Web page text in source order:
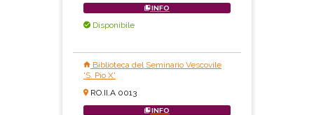
INFO
Disponibile
Biblioteca del Seminario Vescovile
'S. Pio X'
RO.II.A 0013
INFO